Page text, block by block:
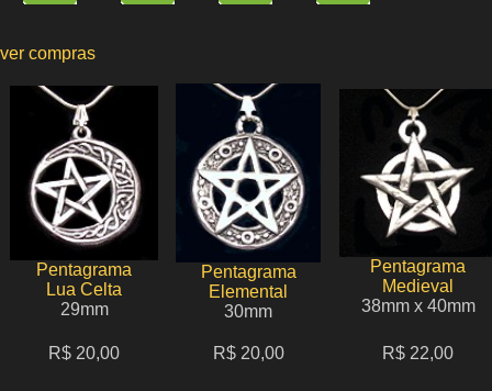
ver compras
Pentagrama
Lua Celta
29mm
Pentagrama
Elemental
30mm
Pentagrama
Medieval
38mm x 40mm
R$ 20,00 R$ 20,00 R$ 22,00